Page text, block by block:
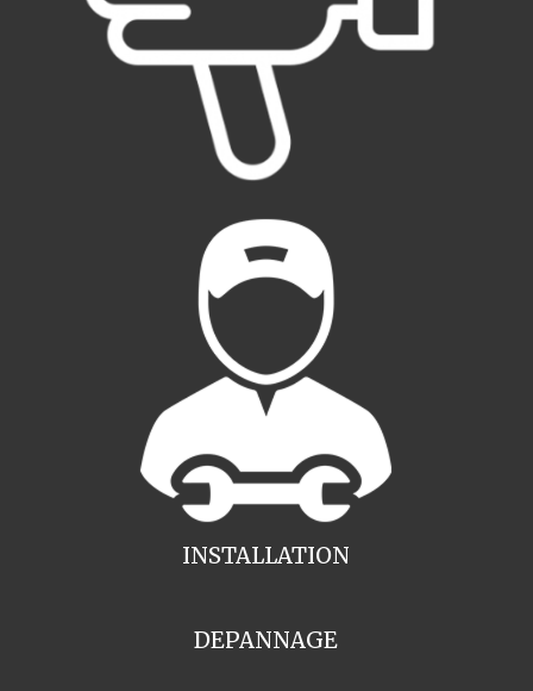
INSTALLATION
DEPANNAGE